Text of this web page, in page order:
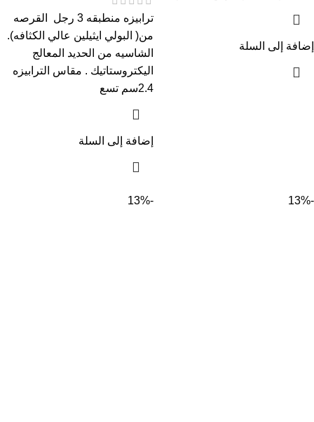
إضافة إلى السلة
ترابيزه منطبقه 3 رجل القرصه
من( البولي ايثيلين عالي الكثافه).
الشاسيه من الحديد المعالج
اليكتروستاتيك . مقاس الترابيزه
2.4سم تسع
إضافة إلى السلة
-13%
-13%